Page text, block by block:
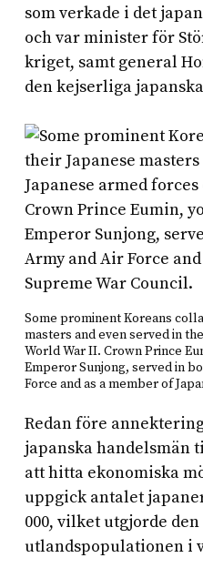
som verkade i det
och var minister för
kriget, samt general
den kejserliga
Some prominent Koreans
masters and even served in
World War II. Crown Prince
Emperor Sunjong, served in
Force and as a member of
Redan före
japanska handelsmän
att hitta ekonomiska
uppgick antalet
000, vilket utgjorde
utlandspopulationen i